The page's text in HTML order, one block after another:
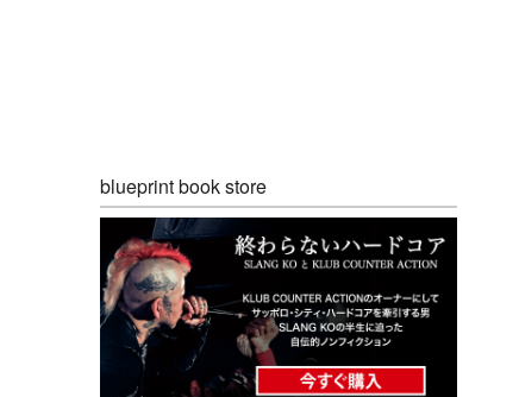
blueprint book store